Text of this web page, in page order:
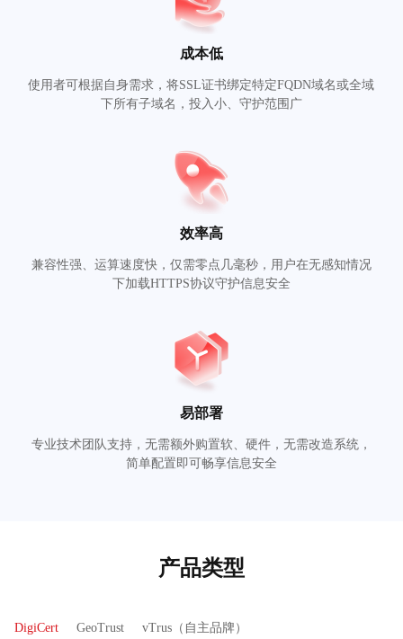
成本低
使用者可根据自身需求，将SSL证书绑定特定FQDN域名或全域
下所有子域名，投入小、守护范围广
效率高
兼容性强、运算速度快，仅需零点几毫秒，用户在无感知情况
下加载HTTPS协议守护信息安全
易部署
专业技术团队支持，无需额外购置软、硬件，无需改造系统，
简单配置即可畅享信息安全
产品类型
DigiCert GeoTrust vTrus（自主品牌）